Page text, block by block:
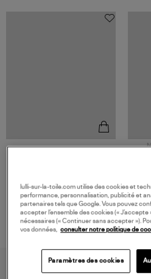
lulli-sur-la-toile.com utilise des cookies et
performance, personnalisation, publicité et
partenaires tels que Google. Vous pouvez
accepter l’ensemble des cookies («
nécessaires (« Continuer sans accepter »).
vos données, consulter notre politique de
Paramètres des cookies